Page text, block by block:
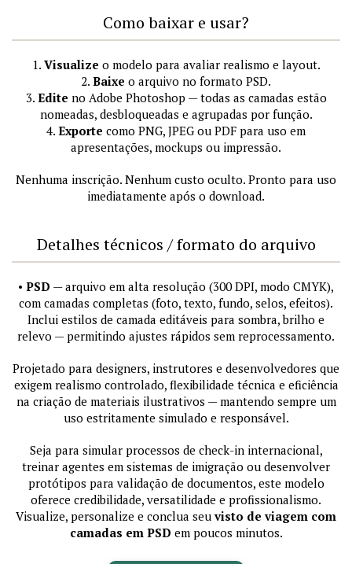
Como baixar e usar?
1. Visualize o modelo para avaliar realismo e layout.
2. Baixe o arquivo no formato PSD.
3. Edite no Adobe Photoshop — todas as camadas estão
nomeadas, desbloqueadas e agrupadas por função.
4. Exporte como PNG, JPEG ou PDF para uso em
apresentações, mockups ou impressão.
Nenhuma inscrição. Nenhum custo oculto. Pronto para uso
imediatamente após o download.
Detalhes técnicos / formato do arquivo
• PSD — arquivo em alta resolução (300 DPI, modo CMYK),
com camadas completas (foto, texto, fundo, selos, efeitos).
Inclui estilos de camada editáveis para sombra, brilho e
relevo — permitindo ajustes rápidos sem reprocessamento.
Projetado para designers, instrutores e desenvolvedores que
exigem realismo controlado, flexibilidade técnica e eficiência
na criação de materiais ilustrativos — mantendo sempre um
uso estritamente simulado e responsável.
Seja para simular processos de check-in internacional,
treinar agentes em sistemas de imigração ou desenvolver
protótipos para validação de documentos, este modelo
oferece credibilidade, versatilidade e profissionalismo.
Visualize, personalize e conclua seuvisto de viagem com
camadas em PSD em poucos minutos.